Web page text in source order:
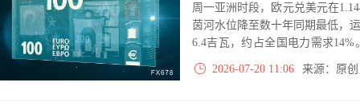
周一亚洲时段，欧元兑美元在
茵河水位降至数十年同期最低，
6.4吉瓦，约占全国电力需求
失可超200亿欧元。
2026-07-20 11:06 来源：原